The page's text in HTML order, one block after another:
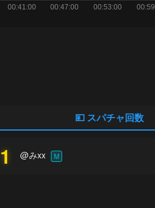
💴 スパチャ回数
1 @みxx M